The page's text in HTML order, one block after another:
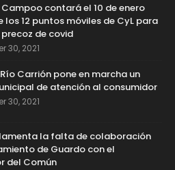
contará el 10 de enero
los 12 puntos móviles de CyL para
de covid
30, 2021
Carrión pone en marcha un
de atención al consumidor
30, 2021
la falta de colaboración
de Guardo con el
del Común